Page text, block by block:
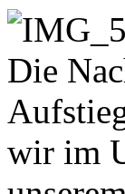
Die
wir im